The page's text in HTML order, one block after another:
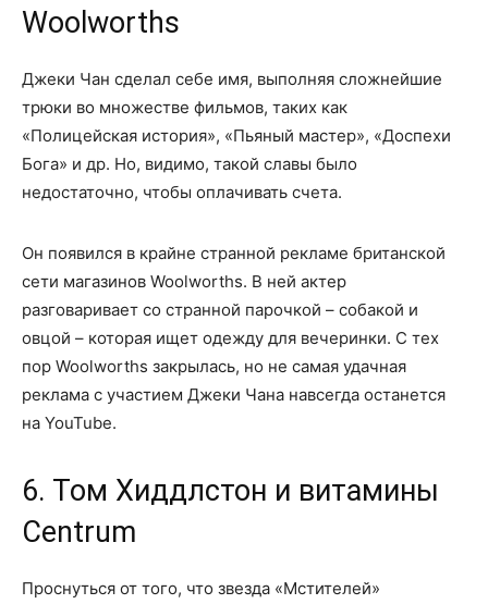
Woolworths
Джеки Чан сделал себе имя, выполняя сложнейшие
трюки во множестве фильмов, таких как
«Полицейская история», «Пьяный мастер», «Доспехи
Бога» и др. Но, видимо, такой славы было
недостаточно, чтобы оплачивать счета.
Он появился в крайне странной рекламе британской
сети магазинов Woolworths. В ней актер
разговаривает со странной парочкой – собакой и
овцой – которая ищет одежду для вечеринки. С тех
пор Woolworths закрылась, но не самая удачная
реклама с участием Джеки Чана навсегда останется
на YouTube.
6. Том Хиддлстон и витамины
Centrum
Проснуться от того, что звезда «Мстителей»